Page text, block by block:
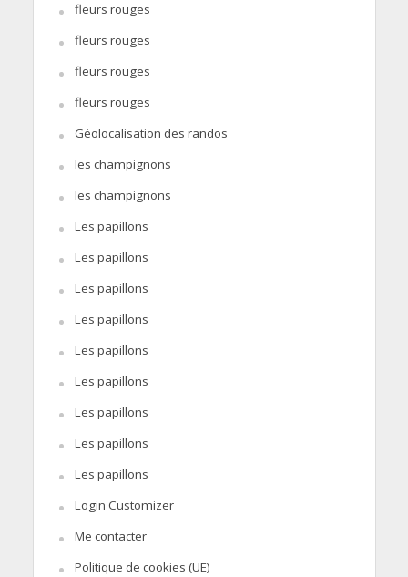
fleurs rouges
fleurs rouges
fleurs rouges
fleurs rouges
Géolocalisation des randos
les champignons
les champignons
Les papillons
Les papillons
Les papillons
Les papillons
Les papillons
Les papillons
Les papillons
Les papillons
Les papillons
Login Customizer
Me contacter
Politique de cookies (UE)